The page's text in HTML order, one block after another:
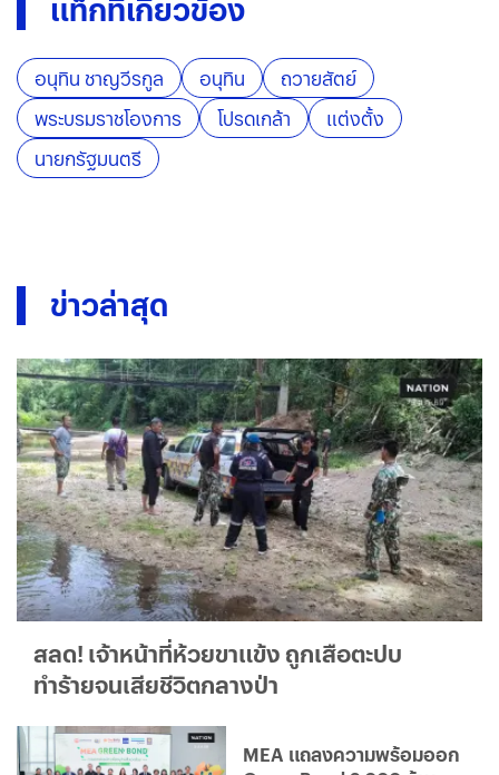
แท็กที่เกี่ยวข้อง
อนุทิน ชาญวีรกูล อนุทิน
ถวายสัตย์
พระบรมราชโองการ
โปรดเกล้า
แต่งตั้ง
นายกรัฐมนตรี
ข่าวล่าสุด
สลด! เจ้าหน้าที่ห้วยขาแข้ง ถูกเสือตะปบ
ทำร้ายจนเสียชีวิตกลางป่า
MEA แถลงความพร้อมออก